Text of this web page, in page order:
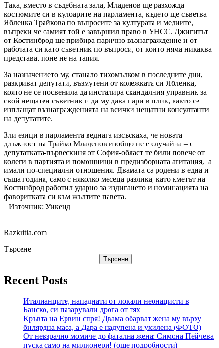
Така, вместо в съдебната зала, Младенов ще разхожда
костюмите си в кулоарите на парламента, където ще съветва
Ябленка Трайкова по въпросите за културата и медиите,
въпреки че самият той е завършил право в УНСС. Джигитът
от Костинброд ще прибира парично възнаграждение и от
работата си като съветник по въпроси, от които няма никаква
представа, поне не на тапия.
За назначението му, станало тихомълком в последните дни,
разкриват депутати, възмутени от колежката си Ябленка,
която не се посвенила да инсталира скандалния управник за
свой нещатен съветник и да му дава пари в плик, както се
изплащат възнагражденията на всички нещатни консултанти
на депутатите.
Зли езици в парламента веднага изсъскаха, че новата
длъжност на Трайко Младенов изобщо не е случайна – с
депутатката-първескиня от София-област те били повече от
колеги в партията и помощници в предизборната агитация, а
имали по-специални отношения. Двамата са родени в една и
съща година, само с няколко месеца разлика, като кметът на
Костинброд работил ударно за издигането и номинацията на
фаворитката си към жълтите павета.
Източник: Уикенд
Razkritia.com
Търсене
Търсене
Recent Posts
Италианците, нападнати от локали неонацисти в
Банско, си пазарували дрога от тях
Кръвта на Ервин спря! Двама обарват жена му върху
билярдна маса, а Дара е надупена и ухилена (ФОТО)
От невзрачно момиче до фатална жена: Симона Пейчева
пуска само на милионери! (още подробности)